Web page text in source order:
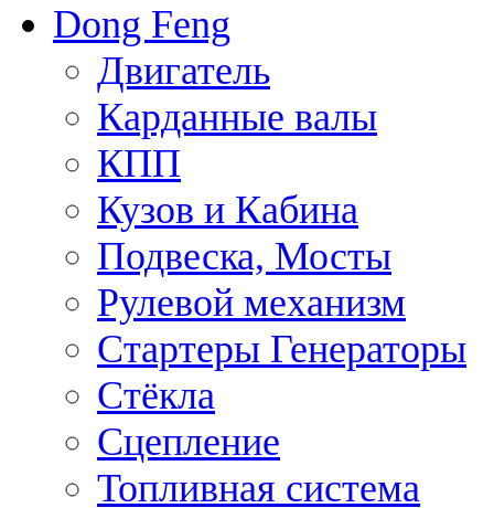
Dong Feng
Двигатель
Карданные валы
КПП
Кузов и Кабина
Подвеска, Мосты
Рулевой механизм
Стартеры Генераторы
Стёкла
Сцепление
Топливная система